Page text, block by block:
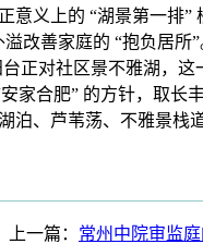
意义上的 “湖景第一排
改善家庭的 “抱负居所
正对社区景不雅湖，
家合肥” 的方针，取长
泊、芦苇荡、不雅景栈
上一篇： 常州中院审监